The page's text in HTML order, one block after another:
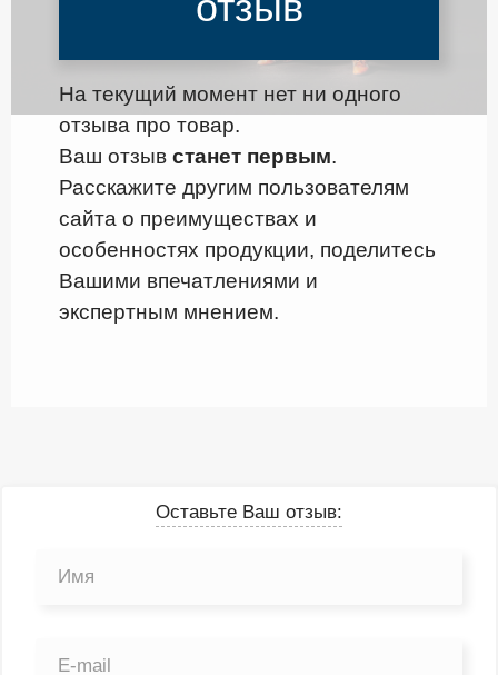
На текущий момент нет ни одного
отзыва про товар.
Ваш отзыв станет первым.
Расскажите другим пользователям
сайта о преимуществах и
особенностях продукции, поделитесь
Вашими впечатлениями и
экспертным мнением.
Оставьте Ваш отзыв: